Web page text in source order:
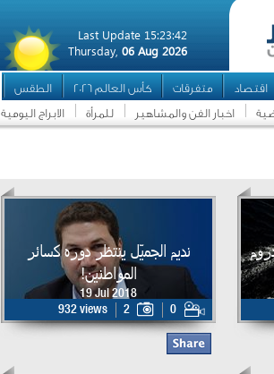
Last Update 15:23:42
Thursday, 06 Aug 2026
اقتصاد متفرقات كأس العالم 2026 الطقس
اخبار الفن والمشاهير للمرأة الابراج اليومية
نديم الجميّل ينتظر دوره كسائر
المواطنين!
19 Jul 2018
932 views
2 0